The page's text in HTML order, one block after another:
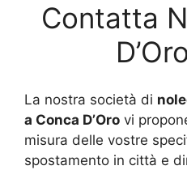
Contatta
La nostra società di
a Conca D’Oro vi
misura delle vostre
spostamento in città e